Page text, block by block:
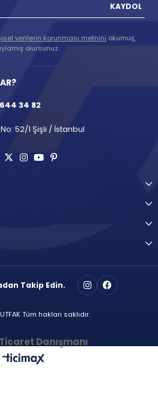
KAYDOL
verilerin korunması metnini okumuş,
olursunuz.
34 82
52/1 Şişli / İstanbul
Takip Edin.
Tüm hakları saklıdır.
Danışmanı